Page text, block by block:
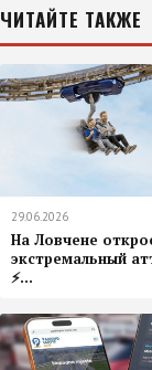
ЧИТАЙТЕ ТАКЖЕ
29.06.2026
На Ловчене
экстремальный
⚡...